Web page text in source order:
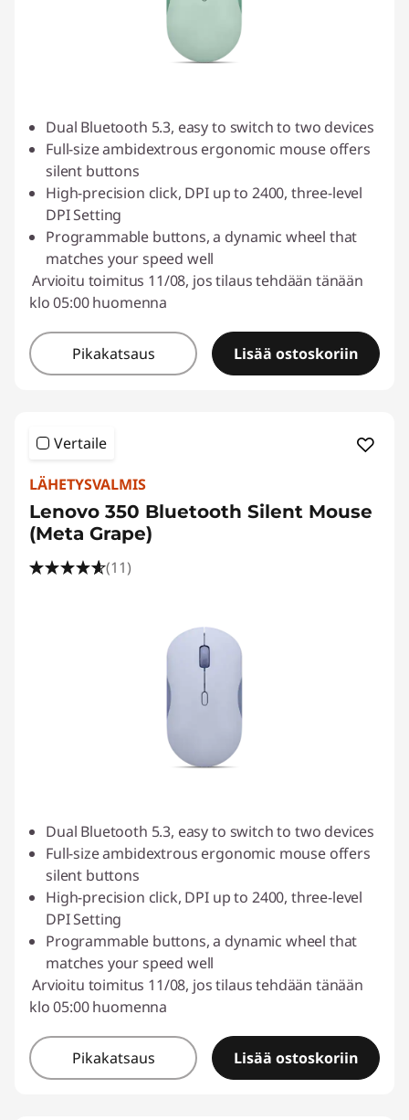
Dual Bluetooth 5.3, easy to switch to two devices
Full-size ambidextrous ergonomic mouse offers
silent buttons
High-precision click, DPI up to 2400, three-level
DPI Setting
Programmable buttons, a dynamic wheel that
matches your speed well
Arvioitu toimitus 11/08, jos tilaus tehdään tänään
klo 05:00 huomenna
Pikakatsaus Lisää ostoskoriin
Vertaile
LÄHETYSVALMIS
Lenovo 350 Bluetooth Silent Mouse
(Meta Grape)
(11)
Dual Bluetooth 5.3, easy to switch to two devices
Full-size ambidextrous ergonomic mouse offers
silent buttons
High-precision click, DPI up to 2400, three-level
DPI Setting
Programmable buttons, a dynamic wheel that
matches your speed well
Arvioitu toimitus 11/08, jos tilaus tehdään tänään
klo 05:00 huomenna
Pikakatsaus Lisää ostoskoriin